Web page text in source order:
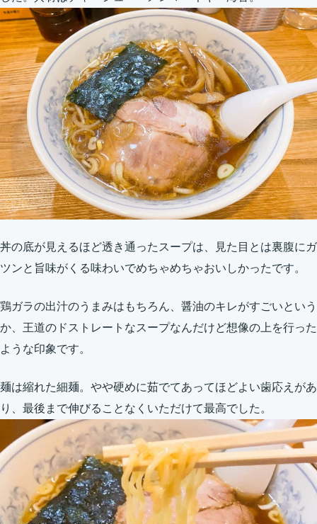
丼の底が見えるほど透き通ったスープは、見た目とは裏腹にガ
ツンと旨味がくる味わいでめちゃめちゃおいしかったです。
鶏ガラの出汁のうまみはもちろん、醤油のキレがすごいという
か、王道のドストレートなスープなんだけど想像の上を行った
ような印象です。
麺は縮れた細麺。やや硬めに茹でてあってほどよい歯応えがあ
り、最後まで伸びることなくいただけて最高でした。